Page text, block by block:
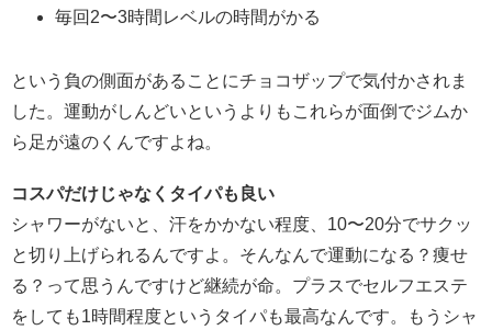
毎回2〜3時間レベルの時間がかる
という負の側面があることにチョコザップで気付かされま
した。運動がしんどいというよりもこれらが面倒でジムか
ら足が遠のくんですよね。
コスパだけじゃなくタイパも良い
シャワーがないと、汗をかかない程度、10〜20分でサクッ
と切り上げられるんですよ。そんなんで運動になる？痩せ
る？って思うんですけど継続が命。プラスでセルフエステ
をしても1時間程度というタイパも最高なんです。もうシャ